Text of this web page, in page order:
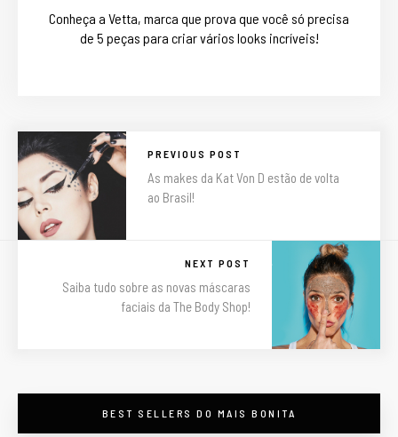
Conheça a Vetta, marca que prova que você só precisa
de 5 peças para criar vários looks incríveis!
PREVIOUS POST
As makes da Kat Von D estão de volta
ao Brasil!
NEXT POST
Saiba tudo sobre as novas máscaras
faciais da The Body Shop!
BEST SELLERS DO MAIS BONITA